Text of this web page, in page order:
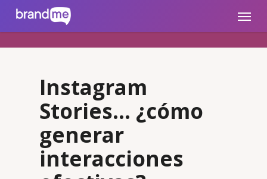
brandme.la Menu
Instagram
Stories… ¿cómo
generar
interacciones